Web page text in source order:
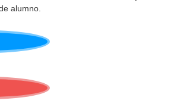
alumno.